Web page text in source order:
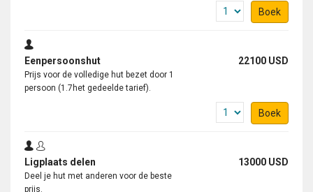
Boek
Eenpersoonshut 22100 USD
Prijs voor de volledige hut bezet door 1
persoon (1.7het gedeelde tarief).
Boek
Ligplaats delen 13000 USD
Deel je hut met anderen voor de beste
prijs.